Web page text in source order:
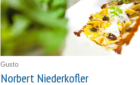
Gusto
Norbert Niederkofler
+
−